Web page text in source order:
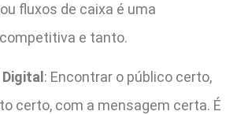
fluxos de caixa é uma
e tanto.
: Encontrar o público certo,
certo, com a mensagem certa. É